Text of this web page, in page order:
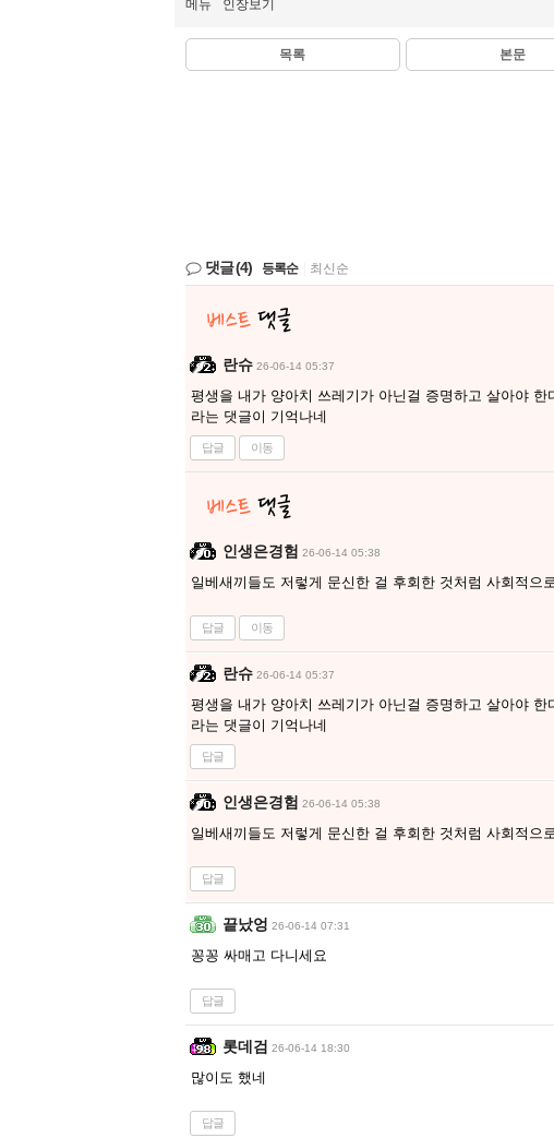
메뉴 인장보기
목록 본문
댓글(4) 등록순 최신순
란슈 26-06-14 05:37
평생을 내가 양아치 쓰레기가 아닌걸 증명하고 살아야 한
라는 댓글이 기억나네
답글 이동
인생은경험 26-06-14 05:38
일베새끼들도 저렇게 문신한 걸 후회한 것처럼 사회적
답글 이동
란슈 26-06-14 05:37
평생을 내가 양아치 쓰레기가 아닌걸 증명하고 살아야 한
라는 댓글이 기억나네
답글
인생은경험 26-06-14 05:38
일베새끼들도 저렇게 문신한 걸 후회한 것처럼 사회적
답글
끝났엉 26-06-14 07:31
꽁꽁 싸매고 다니세요
답글
롯데검 26-06-14 18:30
많이도 했네
답글